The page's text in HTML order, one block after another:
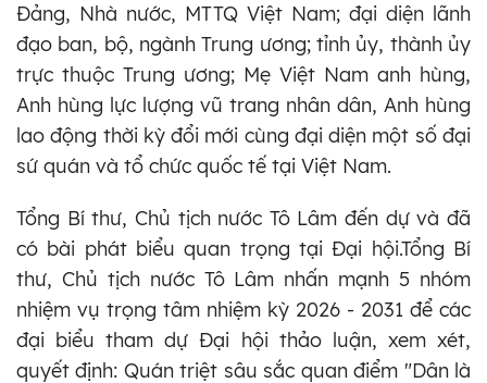
Đảng, Nhà nước, MTTQ Việt Nam; đại diện lãnh
đạo ban, bộ, ngành Trung ương; tỉnh ủy, thành ủy
trực thuộc Trung ương; Mẹ Việt Nam anh hùng,
Anh hùng lực lượng vũ trang nhân dân, Anh hùng
lao động thời kỳ đổi mới cùng đại diện một số đại
sứ quán và tổ chức quốc tế tại Việt Nam.
Tổng Bí thư, Chủ tịch nước Tô Lâm đến dự và đã
có bài phát biểu quan trọng tại Đại hội.Tổng Bí
thư, Chủ tịch nước Tô Lâm nhấn mạnh 5 nhóm
nhiệm vụ trọng tâm nhiệm kỳ 2026 - 2031 để các
đại biểu tham dự Đại hội thảo luận, xem xét,
quyết định: Quán triệt sâu sắc quan điểm "Dân là